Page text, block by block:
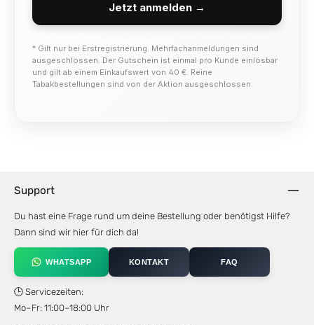
Jetzt anmelden →
* Gilt nur bei Erstregistrierung. Mehrfachanmeldungen sind
ausgeschlossen. Der Gutschein ist einmal pro Kunde einlösbar
und gilt ab einem Einkaufswert von 40 €. Reine
Tabakbestellungen sind von der Aktion ausgeschlossen.
Support
Du hast eine Frage rund um deine Bestellung oder benötigst Hilfe?
Dann sind wir hier für dich da!
WHATSAPP KONTAKT FAQ
🕒 Servicezeiten:
Mo–Fr: 11:00–18:00 Uhr